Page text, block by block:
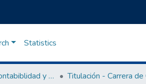
Statistics
Carrera de Contabiblidad y Pedagogía